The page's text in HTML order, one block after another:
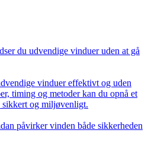
du udvendige vinduer uden at gå
vinduer effektivt og uden
timing og metoder kan du opnå et
sikkert og miljøvenligt.
påvirker vinden både sikkerheden